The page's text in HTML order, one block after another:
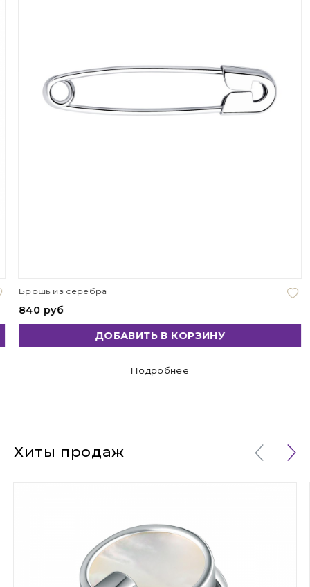
Брошь из серебра
840 руб
ДОБАВИТЬ В КОРЗИНУ
Подробнее
Хиты продаж